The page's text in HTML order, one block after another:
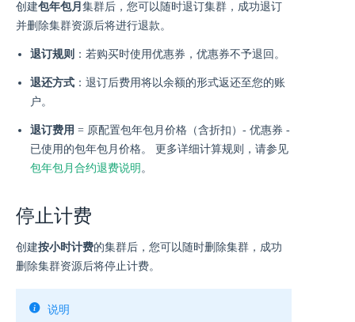
创建包年包月 集群后，您可以随时退订集群，成功退订
并删除集群资源后将进行退款。
退订规则 ：若购买时使用优惠券，优惠券不予退回。
退还方式 ：退订后费用将以余额的形式返还至您的账
户。
退订费用 = 原配置包年包月价格（含折扣）- 优惠券 -
已使用的包年包月价格。 更多详细计算规则，请参见
包年包月合约退费说明 。
停止计费
创建按小时计费的集群后，您可以随时删除集群，成功
删除集群资源后将停止计费。
说明